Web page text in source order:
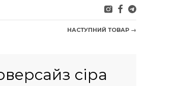
НАСТУПНИЙ ТОВАР →
сіра